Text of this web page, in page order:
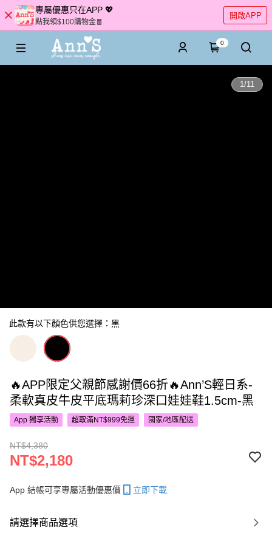
專屬優惠只在APP 💖
點我領$100購物金🧧
開啟APP
0
1/11
此款有以下顏色供您選擇：黑
🔥APP限定父親節感謝價66折🔥Ann’S輕日系-
柔軟真皮牛皮平底瑪莉珍深口娃娃鞋1.5cm-黑
App 獨享活動 超取滿NT$999免運 國家/地區配送
NT$4,380
NT$2,180
App 結帳可享專屬活動優惠價 立即下載
請選擇商品選項